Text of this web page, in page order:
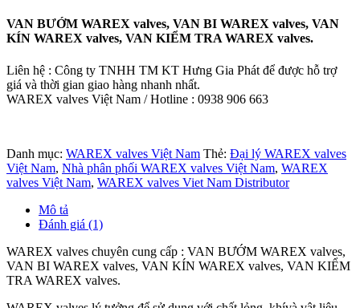
VAN BƯỚM WAREX valves, VAN BI WAREX valves, VAN
KÍN WAREX valves, VAN KIỂM TRA WAREX valves.
Liên hệ : Công ty TNHH TM KT Hưng Gia Phát để được hỗ trợ
giá và thời gian giao hàng nhanh nhất.
WAREX valves Việt Nam / Hotline : 0938 906 663
Danh mục: WAREX valves Việt Nam Thẻ: Đại lý WAREX valves
Việt Nam, Nhà phân phối WAREX valves Việt Nam, WAREX
valves Việt Nam, WAREX valves Viet Nam Distributor
Mô tả
Đánh giá (1)
WAREX valves chuyên cung cấp : VAN BƯỚM WAREX valves,
VAN BI WAREX valves, VAN KÍN WAREX valves, VAN KIỂM
TRA WAREX valves.